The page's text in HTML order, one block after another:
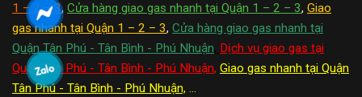
1 – 2 – 3, Cửa hàng giao gas nhanh tại Quận 1 – 2 – 3, Giao
gas nhanh tại Quận 1 – 2 – 3, Cửa hàng giao gas nhanh tại
Quận Tân Phú - Tân Bình - Phú Nhuận Dịch vụ giao gas tại
Quận Tân Phú - Tân Bình - Phú Nhuận, Giao gas nhanh tại Quận
Tân Phú - Tân Bình - Phú Nhuận, ...